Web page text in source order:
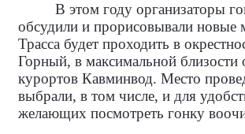
В этом году организаторы
обсудили и прорисовывали
Трасса будет проходить в
Горный, в максимальной близости
курортов Кавминвод. Место
выбрали, в том числе, и для
желающих посмотреть гонку